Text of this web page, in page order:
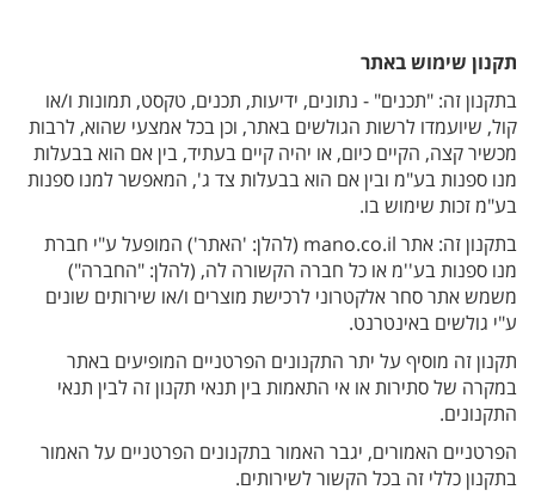
תקנון שימושבאתר
בתקנון זה: "תכנים" - נתונים, ידיעות, תכנים, טקסט, תמונות ו/או
קול, שיועמדו לרשות הגולשים באתר, וכן בכל אמצעי שהוא, לרבות
מכשיר קצה, הקיים כיום, או יהיה קיים בעתיד, בין אם הוא בבעלות
מנו ספנות בע"מ ובין אם הוא בבעלות צד ג', המאפשר למנו ספנות
בע"מ זכות שימוש בו.
בתקנון זה: אתר mano.co.il (להלן: 'האתר') המופעל ע"י חברת
מנו ספנות בע''מ או כל חברה הקשורה לה, (להלן: "החברה")
משמש אתר סחר אלקטרוני לרכישת מוצרים ו/או שירותים שונים
ע"י גולשים באינטרנט.
תקנון זה מוסיף על יתר התקנונים הפרטניים המופיעים באתר
במקרה של סתירות או אי התאמות בין תנאי תקנון זה לבין תנאי
התקנונים.
הפרטניים האמורים, יגבר האמור בתקנונים הפרטניים על האמור
בתקנון כללי זה בכל הקשור לשירותים.